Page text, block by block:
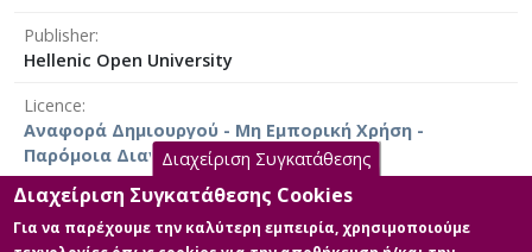
played an important role.
establishment takes place in the time pole of specific
Greek successes in sports, with the simultaneous arrival
of Giorgos Koskotas and the lack of women's volleyball
teams in the Piraeus area. At the same time, the
reason why the protagonists are involved with the
O.S.F.P. team, the benefits they gain, their experiences
Publisher
Hellenic Open University
Licence
Αναφορά Δημιουργού - Μη Εμπορική Χρήση -
Παρόμοια Διανομή 4.0 Διεθνές
Διαχείριση Συγκατάθεσης
Διαχείριση Συγκατάθεσης Cookies
Για να παρέχουμε την καλύτερη εμπειρία, χρησιμοποιούμε